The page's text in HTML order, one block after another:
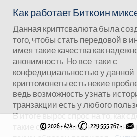
Как работает Биткоин
Данная криптовалюта была
того, чтобы стать передовой в
имея такие качества как
анонимность. Но все-таки с
конфедициальностью у данной
криптомонеты есть некие
ведь возможность узнать
транзакции есть у любого
В итоге вырос спрос на то, как
такие сделки максимально
©2026 - A2A- 229 555 767 -